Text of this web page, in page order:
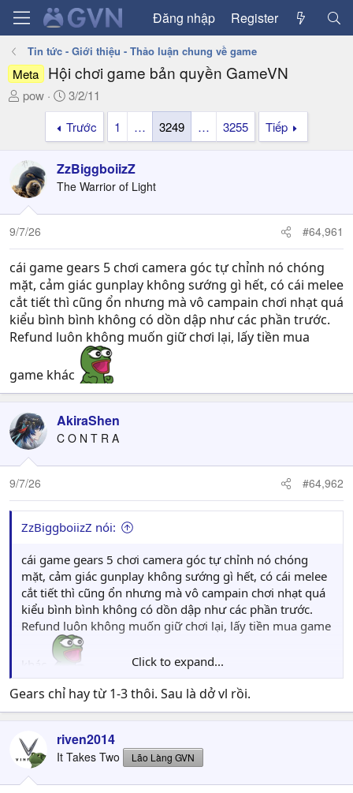
Đăng nhập Register
Tin tức - Giới thiệu - Thảo luận chung về game
Meta Hội chơi game bản quyền GameVN
T
a
d
s
t
a
t
e
r
pow
N
g
à
y
g
ử
i
3/2/11
Trước
1 … 3249 … 3255 Tiếp
ZzBiggboiizZ
The Warrior of Light
9/7/26 #64,961
cái game gears 5 chơi camera góc tự chỉnh nó chóng
mặt, cảm giác gunplay không sướng gì hết, có cái melee
cắt tiết thì cũng ổn nhưng mà vô campain chơi nhạt quá
kiểu bình bình không có dồn dập như các phần trước.
Refund luôn không muốn giữ chơi lại, lấy tiền mua
game khác
AkiraShen
C O N T R A
9/7/26 #64,962
ZzBiggboiizZ nói:
cái game gears 5 chơi camera góc tự chỉnh nó chóng
mặt, cảm giác gunplay không sướng gì hết, có cái melee
cắt tiết thì cũng ổn nhưng mà vô campain chơi nhạt quá
kiểu bình bình không có dồn dập như các phần trước.
Refund luôn không muốn giữ chơi lại, lấy tiền mua game
Click to expand...
Gears chỉ hay từ 1-3 thôi. Sau là dở vl rồi.
riven2014
It Takes Two Lão Làng GVN